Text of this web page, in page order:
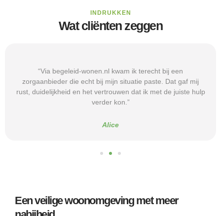
INDRUKKEN
Wat cliënten zeggen
“Via begeleid-wonen.nl kwam ik terecht bij een
zorgaanbieder die echt bij mijn situatie paste. Dat gaf mij
rust, duidelijkheid en het vertrouwen dat ik met de juiste hulp
verder kon.”
Alice
Een veilige woonomgeving met meer